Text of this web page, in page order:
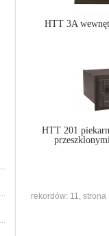
HTT 3A
HTT 201
rekordów: 11, strona